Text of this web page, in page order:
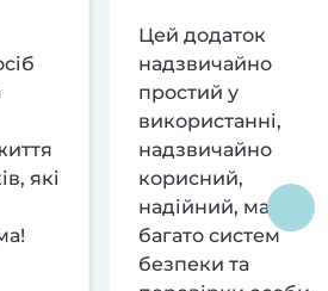
які
Цей додаток
надзвичайно
простий у
використанні,
надзвичайно
корисний,
надійний, має
багато систем
безпеки та